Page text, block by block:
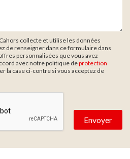
collecte et utilise les données
de renseigner dans ce formulaire dans
personnalisées que vous avez
avec notre politique deprotection
la case ci-contre si vous acceptez de